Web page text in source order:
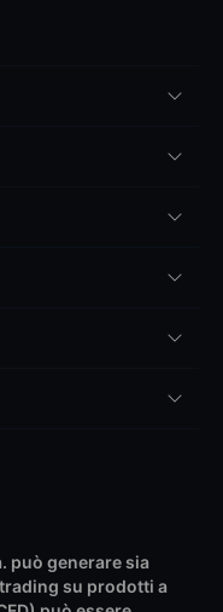
può generare sia
su prodotti a